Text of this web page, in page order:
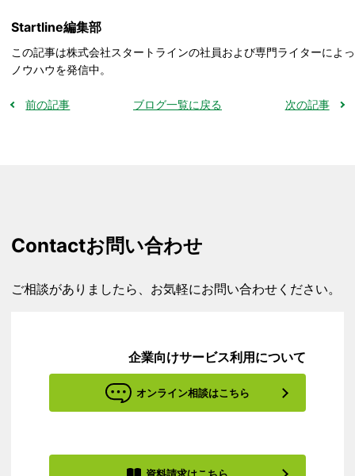
Startline編集部
この記事は株式会社スタートラインの社員および専門ライターによ
ノウハウを発信中。
前の記事 ブログ一覧に戻る 次の記事
Contactお問い合わせ
ご相談がありましたら、お気軽にお問い合わせください。
企業向けサービス利用について
オンライン相談はこちら